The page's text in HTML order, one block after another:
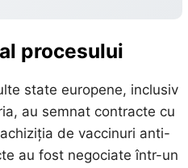
procesului
state europene, inclusiv
au semnat contracte cu
de vaccinuri anti-
au fost negociate într-un